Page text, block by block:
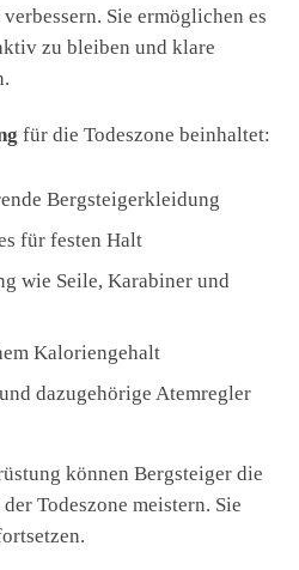
verbessern. Sie ermöglichen es
zu bleiben und klare
für die Todeszone beinhaltet:
Bergsteigerkleidung
für festen Halt
wie Seile, Karabiner und
Kaloriengehalt
und dazugehörige Atemregler
können Bergsteiger die
Todeszone meistern. Sie